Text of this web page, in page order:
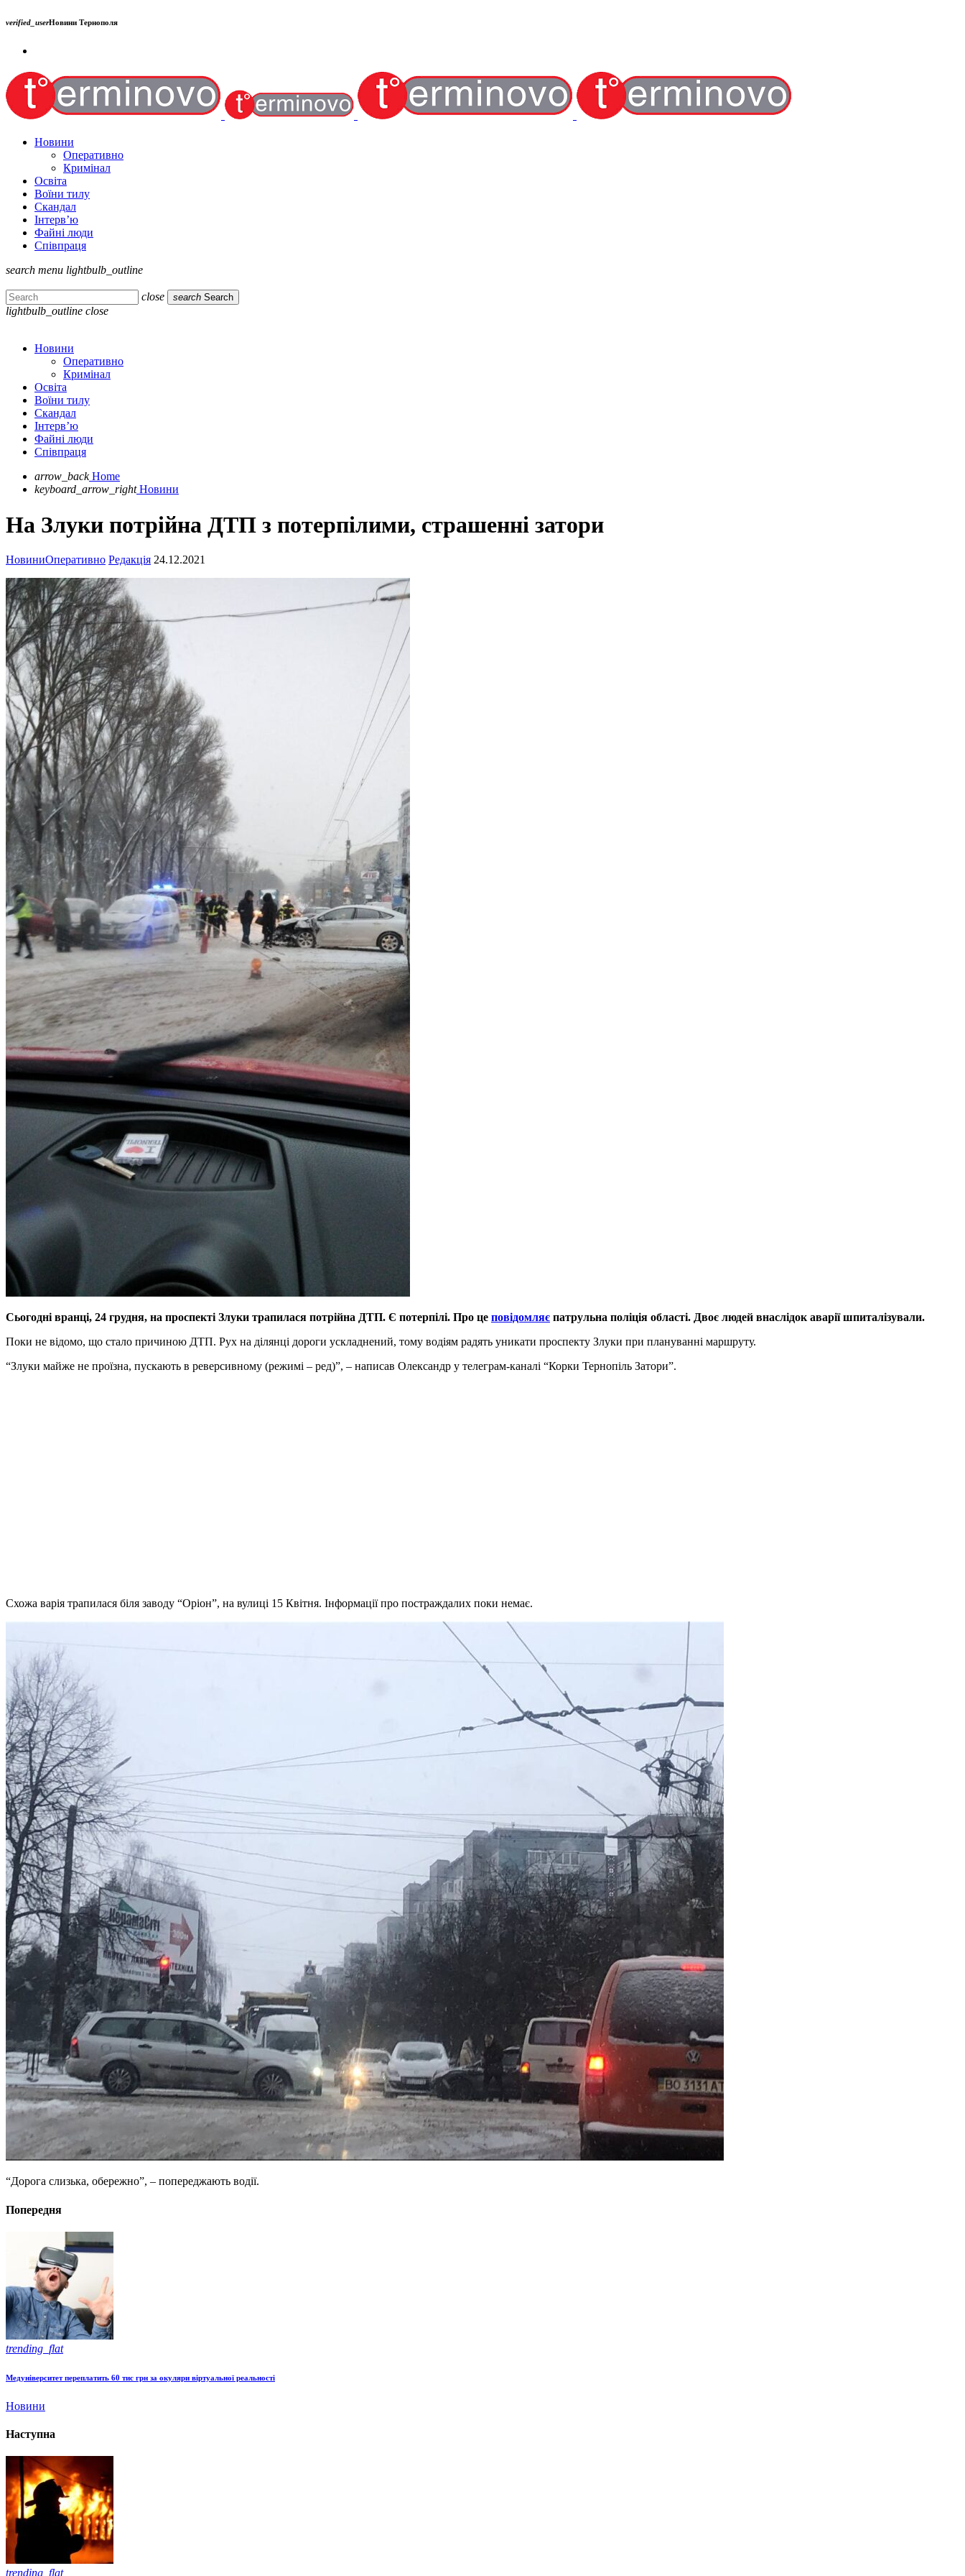
verified_userНовини Тернополя
Новини
Оперативно
Кримінал
Освіта
Воїни тилу
Скандал
Інтерв’ю
Файні люди
Співпраця
search menu lightbulb_outline
close search Search
lightbulb_outline close
Новини
Оперативно
Кримінал
Освіта
Воїни тилу
Скандал
Інтерв’ю
Файні люди
Співпраця
arrow_back Home
keyboard_arrow_right Новини
На Злуки потрійна ДТП з потерпілими, страшенні затори
НовиниОперативно Редакція 24.12.2021
Сьогодні вранці, 24 грудня, на проспекті Злуки трапилася потрійна ДТП. Є потерпілі. Про це повідомляє патрульна поліція області. Двоє людей внаслідок аварії шпиталізували.
Поки не відомо, що стало причиною ДТП. Рух на ділянці дороги ускладнений, тому водіям радять уникати проспекту Злуки при плануванні маршруту.
“Злуки майже не проїзна, пускають в реверсивному (режимі – ред)”, – написав Олександр у телеграм-каналі “Корки Тернопіль Затори”.
Схожа варія трапилася біля заводу “Оріон”, на вулиці 15 Квітня. Інформації про постраждалих поки немає.
“Дорога слизька, обережно”, – попереджають водії.
Попередня
trending_flat
Медуніверситет переплатить 60 тис грн за окуляри віртуальної реальності
Новини
Наступна
trending_flat